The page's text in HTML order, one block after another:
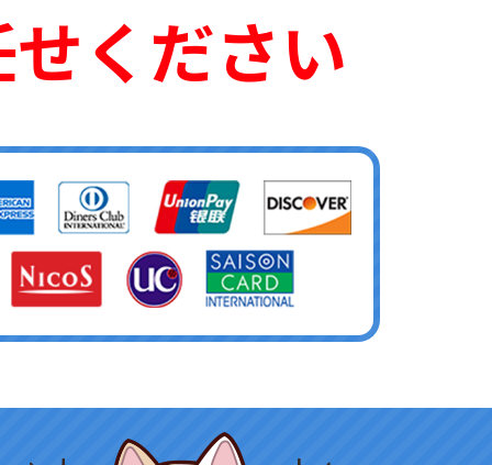
ください